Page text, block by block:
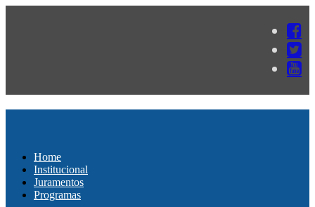
Home
Institucional
Juramentos
Programas